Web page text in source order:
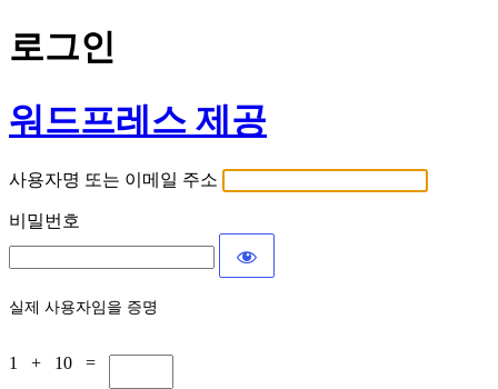
로그인
워드프레스 제공
사용자명 또는 이메일 주소
비밀번호
실제 사용자임을 증명
1 + 10 =